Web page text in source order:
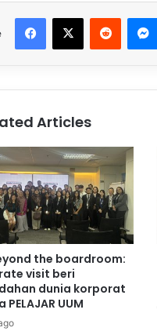
Articles
the boardroom:
visit beri
dunia korporat
UUM